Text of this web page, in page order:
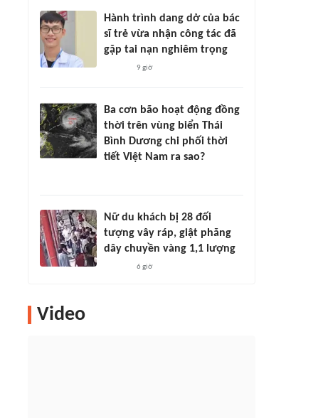
Hành trình dang dở của bác
sĩ trẻ vừa nhận công tác đã
gặp tai nạn nghiêm trọng
9 giờ
Ba cơn bão hoạt động đồng
thời trên vùng biển Thái
Bình Dương chi phối thời
tiết Việt Nam ra sao?
Nữ du khách bị 28 đối
tượng vây ráp, giật phăng
dây chuyền vàng 1,1 lượng
6 giờ
Video